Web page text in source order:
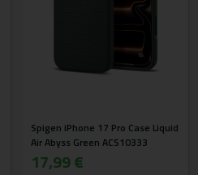
Spigen iPhone 17 Pro Case Liquid
Air Abyss Green ACS10333
17,99 €